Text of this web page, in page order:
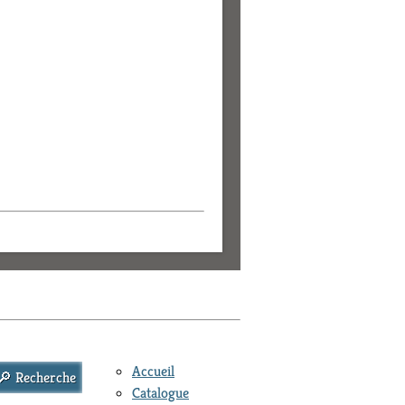
Accueil
Catalogue